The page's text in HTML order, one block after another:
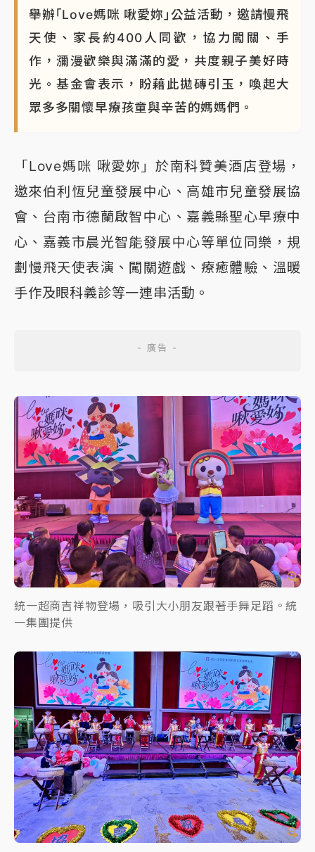
舉辦｢Love媽咪 啾愛妳｣公益活動，邀請慢飛
天使、家長約400人同歡，協力闖關、手
作，瀰漫歡樂與滿滿的愛，共度親子美好時
光。基金會表示，盼藉此拋磚引玉，喚起大
眾多多關懷早療孩童與辛苦的媽媽們。
「Love媽咪 啾愛妳」於南科贊美酒店登場，
邀來伯利恆兒童發展中心、高雄市兒童發展協
會、台南市德蘭啟智中心、嘉義縣聖心早療中
心、嘉義市晨光智能發展中心等單位同樂，規
劃慢飛天使表演、闖關遊戲、療癒體驗、溫暖
手作及眼科義診等一連串活動。
統一超商吉祥物登場，吸引大小朋友跟著手舞足蹈。統
一集團提供